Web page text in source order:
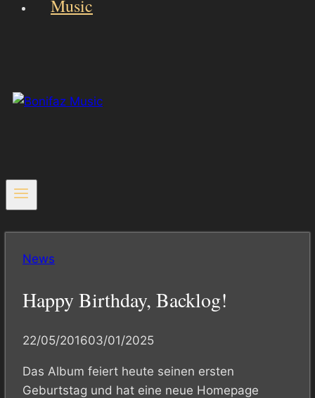
Music
News
Happy Birthday, Backlog!
22/05/201603/01/2025
Das Album feiert heute seinen ersten
Geburtstag und hat eine neue Homepage